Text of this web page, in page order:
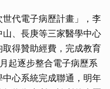
代電子病歷計畫」，李
、長庚等三家醫學中心
得贊助經費，完成教育
起逐步整合電子病歷系
心系統完成聯通，明年